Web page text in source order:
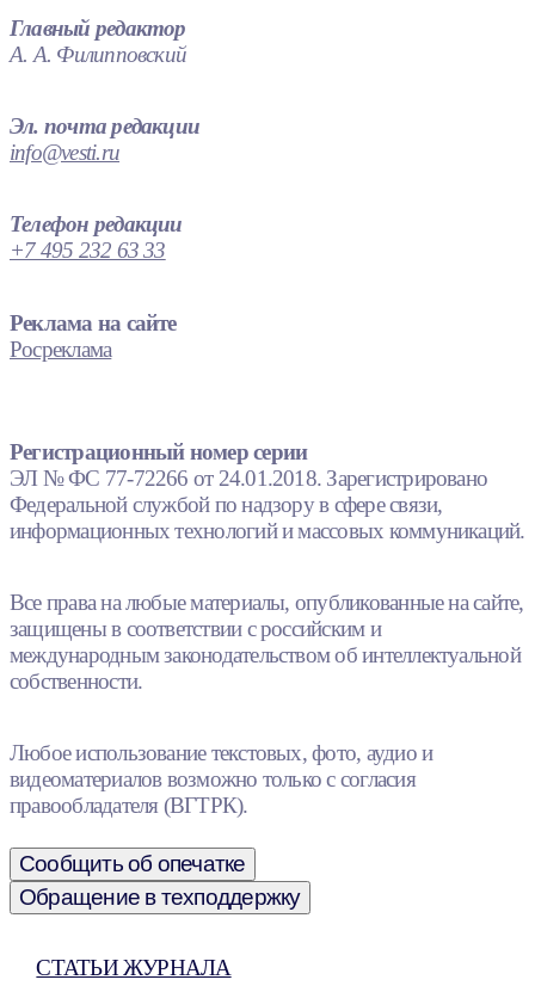
Главный редактор
А. А. Филипповский
Эл. почта редакции
info@vesti.ru
Телефон редакции
+7 495 232 63 33
Реклама на сайте
Росреклама
Регистрационный номер серии
ЭЛ № ФС 77-72266 от 24.01.2018. Зарегистрировано
Федеральной службой по надзору в сфере связи,
информационных технологий и массовых коммуникаций.
Все права на любые материалы, опубликованные на сайте,
защищены в соответствии с российским и
международным законодательством об интеллектуальной
собственности.
Любое использование текстовых, фото, аудио и
видеоматериалов возможно только с согласия
правообладателя (ВГТРК).
Сообщить об опечатке
Обращение в техподдержку
СТАТЬИ ЖУРНАЛА